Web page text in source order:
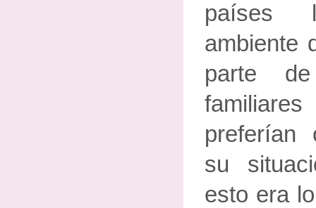
países
ambiente
parte
preferían
su
esto era